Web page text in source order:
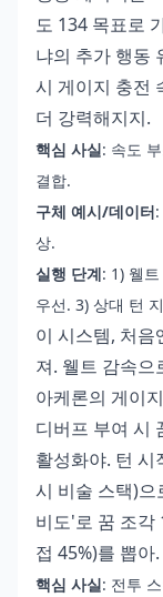
도 134 목표로
냐의 추가 행동
시 게이지 충전
더 강력해지지.
핵심 사실: 속도
결합.
구체 예시/데이터
상.
실행 단계: 1) 웰
우선. 3) 상대 턴
이 시스템, 처
져. 웰트 감속으
아케론의 게이
디버프 부여 시
활성화야. 턴
시 비술 스택)으
비도'로 꿈 조각
접 45%)를 뽑아.
핵심 사실: 전투